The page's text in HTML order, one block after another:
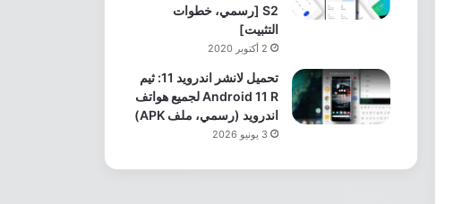
S2 [رسمي، خطوات
التثبيت]
2 أكتوبر 2020
تحميل لانشر اندرويد 11: ثيم
Android 11 R لجميع هواتف
اندرويد (رسمي، ملف APK)
3 يونيو 2026